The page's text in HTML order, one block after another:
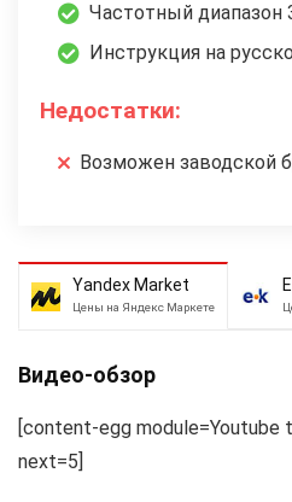
Частотный диапазон
Инструкция на
Недостатки:
Возможен заводской
Yandex Market
Цены на Яндекс Маркете
Видео-обзор
[content-egg
next=5]